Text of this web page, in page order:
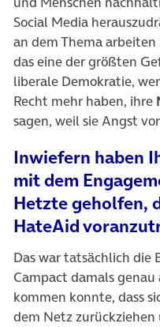
Social Media
an dem Thema
das eine der größten
liberale Demokratie,
Recht mehr haben, ihre
sagen, weil sie Angst
Inwiefern haben
mit dem
Hetzte geholfen,
HateAid
Das war tatsächlich die
Campact damals
kommen konnte, dass
dem Netz